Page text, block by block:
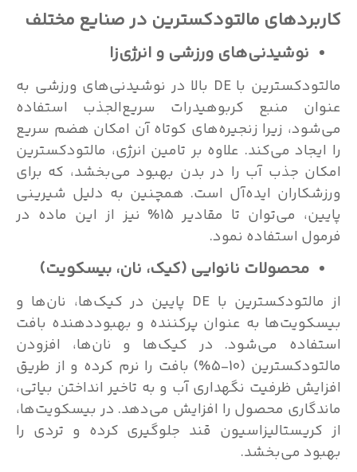
کاربرد‌های مالتودکسترین در صنایع مختلف
نوشیدنی‌های ورزشی و انرژی‌زا
مالتودکسترین با DE بالا در نوشیدنی‌های ورزشی به
عنوان منبع کربوهیدرات سریع‌الجذب استفاده
می‌شود، زیرا زنجیره‌های کوتاه آن امکان هضم سریع
را ایجاد می‌کند. علاوه بر تامین انرژی، مالتودکسترین
امکان جذب آب را در بدن بهبود می‌بخشد، که برای
ورزشکاران ایده‌آل است. همچنین به دلیل شیرینی
پایین، می‌توان تا مقادیر 15% نیز از این ماده در
فرمول استفاده نمود.
محصولات نانوایی (کیک، نان، بیسکویت)
از مالتودکسترین با DE پایین در کیک‌ها، نان‌ها و
بیسکویت‌ها به عنوان پرکننده و بهبوددهنده بافت
استفاده می‌شود. در کیک‌ها و نان‌ها، افزودن
مالتودکسترین (10-5%) بافت را نرم کرده و از طریق
افزایش ظرفیت نگهداری آب و به تاخیر انداختن بیاتی،
ماندگاری محصول را افزایش می‌دهد. در بیسکویت‌ها،
از کریستالیزاسیون قند جلوگیری کرده و تردی را
بهبود می‌بخشد.